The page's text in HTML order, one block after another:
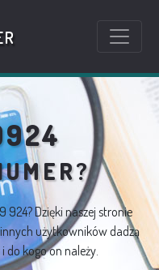
924? Dzięki naszej stronie
użytkowników dadzą
do kogo on należy.